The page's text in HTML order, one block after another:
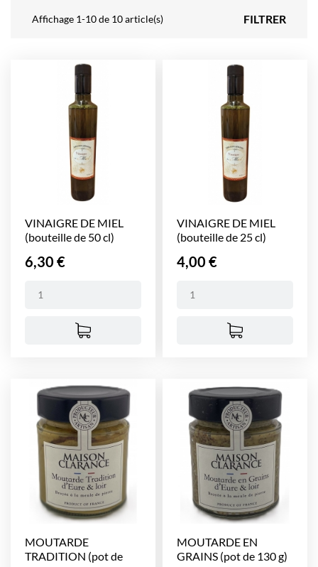
FILTRER
Affichage 1-10 de 10 article(s)
VINAIGRE DE MIEL
(bouteille de 50 cl)
Prix
6,30 €
VINAIGRE DE MIEL
(bouteille de 25 cl)
Prix
4,00 €
MOUTARDE
TRADITION (pot de
MOUTARDE EN
GRAINS (pot de 130 g)